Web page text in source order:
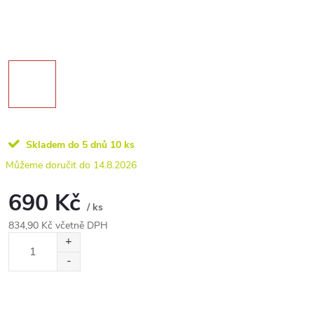
Skladem do 5 dnů 10 ks
14.8.2026
690 Kč / ks
834,90 Kč včetně DPH